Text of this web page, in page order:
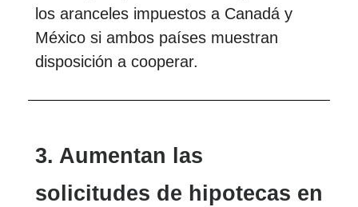
los aranceles impuestos a Canadá y
México si ambos países muestran
disposición a cooperar.
3. Aumentan las
solicitudes de hipotecas en